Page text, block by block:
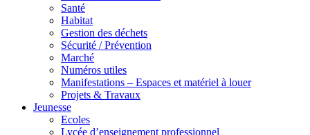
Santé
Habitat
Gestion des déchets
Sécurité / Prévention
Marché
Numéros utiles
Manifestations – Espaces et matériel à louer
Projets & Travaux
Jeunesse
Ecoles
Lycée d’enseignement professionnel